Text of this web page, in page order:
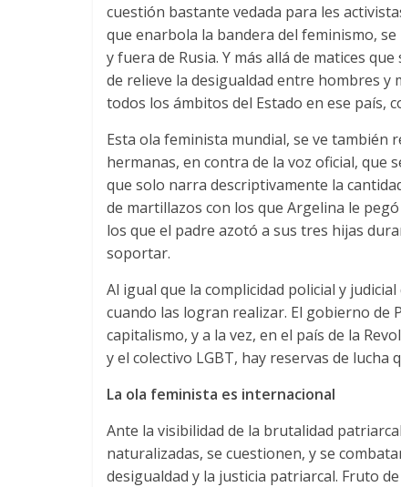
cuestión bastante vedada para les
que enarbola la bandera del feminismo, se
y fuera de Rusia. Y más allá de matices
de relieve la desigualdad entre hombres y
todos los ámbitos del Estado en ese país,
Esta ola feminista mundial, se ve también
hermanas, en contra de la voz oficial, que
que solo narra descriptivamente la
de martillazos con los que Argelina le
los que el padre azotó a sus tres hijas
soportar.
Al igual que la complicidad policial y
cuando las logran realizar. El gobierno de
capitalismo, y a la vez, en el país de la
y el colectivo LGBT, hay reservas de lucha
La ola feminista es internacional
Ante la visibilidad de la brutalidad patriarcal
naturalizadas, se cuestionen, y se
desigualdad y la justicia patriarcal. Fruto